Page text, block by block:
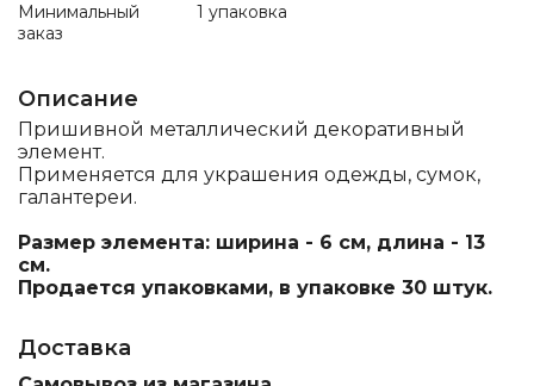
Минимальный
заказ
1 упаковка
Описание
Пришивной металлический декоративный
элемент.
Применяется для украшения одежды, сумок,
галантереи.
Размер элемента: ширина - 6 см, длина - 13
см.
Продается упаковками, в упаковке 30 штук.
Доставка